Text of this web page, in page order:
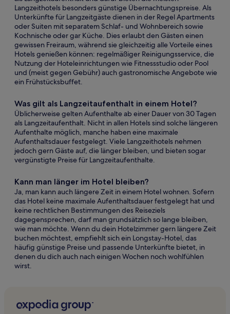
Langzeithotels besonders günstige Übernachtungspreise. Als
Unterkünfte für Langzeitgäste dienen in der Regel Apartments
oder Suiten mit separatem Schlaf- und Wohnbereich sowie
Kochnische oder gar Küche. Dies erlaubt den Gästen einen
gewissen Freiraum, während sie gleichzeitig alle Vorteile eines
Hotels genießen können: regelmäßiger Reinigungsservice, die
Nutzung der Hoteleinrichtungen wie Fitnessstudio oder Pool
und (meist gegen Gebühr) auch gastronomische Angebote wie
ein Frühstücksbuffet.
Was gilt als Langzeitaufenthalt in einem Hotel?
Üblicherweise gelten Aufenthalte ab einer Dauer von 30 Tagen
als Langzeitaufenthalt. Nicht in allen Hotels sind solche längeren
Aufenthalte möglich, manche haben eine maximale
Aufenthaltsdauer festgelegt. Viele Langzeithotels nehmen
jedoch gern Gäste auf, die länger bleiben, und bieten sogar
vergünstigte Preise für Langzeitaufenthalte.
Kann man länger im Hotel bleiben?
Ja, man kann auch längere Zeit in einem Hotel wohnen. Sofern
das Hotel keine maximale Aufenthaltsdauer festgelegt hat und
keine rechtlichen Bestimmungen des Reiseziels
dagegensprechen, darf man grundsätzlich so lange bleiben,
wie man möchte. Wenn du dein Hotelzimmer gern längere Zeit
buchen möchtest, empfiehlt sich ein Longstay-Hotel, das
häufig günstige Preise und passende Unterkünfte bietet, in
denen du dich auch nach einigen Wochen noch wohlfühlen
wirst.